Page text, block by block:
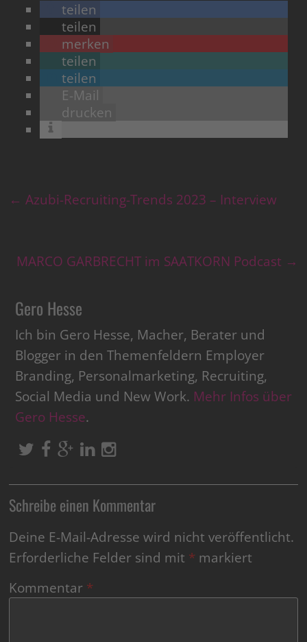
teilen
teilen
merken
teilen
teilen
E-Mail
drucken
← Azubi-Recruiting-Trends 2023 – Interview
MARCO GARBRECHT im SAATKORN Podcast →
Gero Hesse
Ich bin Gero Hesse, Macher, Berater und
Blogger in den Themenfeldern Employer
Branding, Personalmarketing, Recruiting,
Social Media und New Work. Mehr Infos über
Gero Hesse.
Schreibe einen Kommentar
Deine E-Mail-Adresse wird nicht veröffentlicht.
Erforderliche Felder sind mit * markiert
Kommentar *